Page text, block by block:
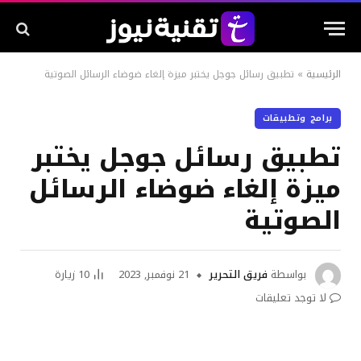
الرئيسية » تطبيق رسائل جوجل يختبر ميزة إلغاء ضوضاء الرسائل الصوتية
برامج وتطبيقات
تطبيق رسائل جوجل يختبر
ميزة إلغاء ضوضاء الرسائل
الصوتية
بواسطة فريق التحرير 21 نوفمبر, 2023 10 زيارة
لا توجد تعليقات